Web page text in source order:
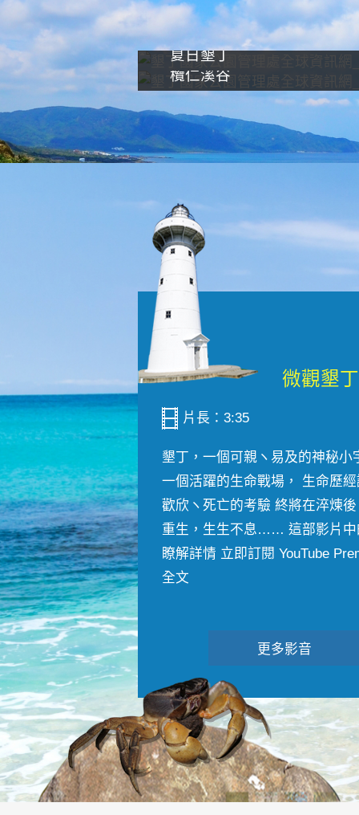
夏日墾丁
欖仁溪谷
片長：3:35
墾丁，一個可親ヽ易及的神秘小
一個活躍的生命戰場， 生命歷
歡欣ヽ死亡的考驗 終將在淬煉
重生，生生不息…… 這部影片中
瞭解詳情 立即訂閱 YouTube
全文
更多影音